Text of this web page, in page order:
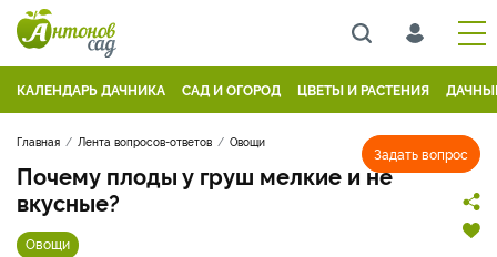
КАЛЕНДАРЬ ДАЧНИКА САД И ОГОРОД ЦВЕТЫ И РАСТЕНИЯ
Задать вопрос
Главная Лента вопросов-ответов Овощи
Почему плоды у груш мелкие и не
вкусные?
Овощи